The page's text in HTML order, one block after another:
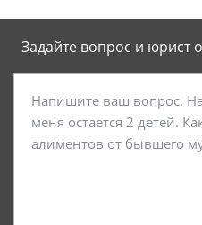
Задайте вопрос и юрист